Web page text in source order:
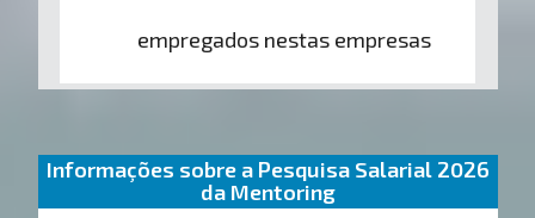
empregados nestas empresas
Informações sobre a Pesquisa Salarial 2026
da Mentoring